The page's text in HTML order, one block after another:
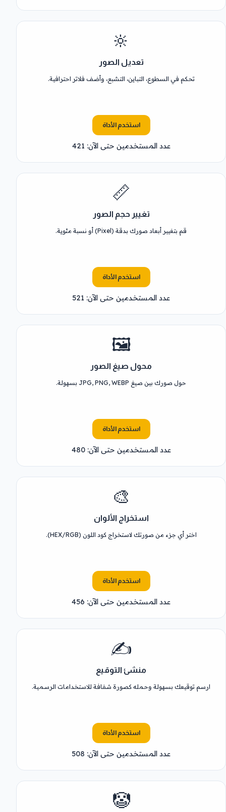
🔆
تعديل الصور
تحكم في السطوع، التباين، التشبع، وأضف فلاتر احترافية.
استخدم الأداة
عدد المستخدمين حتى الآن: 421
📏
تغيير حجم الصور
قم بتغيير أبعاد صورك بدقة (Pixel) أو نسبة مئوية.
استخدم الأداة
عدد المستخدمين حتى الآن: 521
🖼️
محول صيغ الصور
حول صورك بين صيغ JPG, PNG, WEBP بسهولة.
استخدم الأداة
عدد المستخدمين حتى الآن: 480
🎨
استخراج الألوان
اختر أي جزء من صورتك لاستخراج كود اللون (HEX/RGB).
استخدم الأداة
عدد المستخدمين حتى الآن: 456
✍️
منشئ التوقيع
ارسم توقيعك بسهولة وحمله كصورة شفافة للاستخدامات الرسمية.
استخدم الأداة
عدد المستخدمين حتى الآن: 508
🤡